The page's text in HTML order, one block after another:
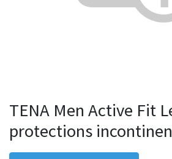
TENA Men Active Fit
protections